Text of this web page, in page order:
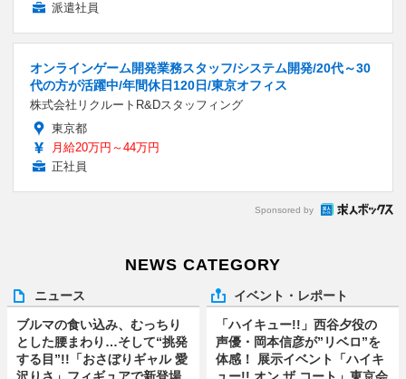
派遣社員
オンラインゲーム開発業務スタッフ/システム開発/20代～30
代の方が活躍中/年間休日120日/東京オフィス
株式会社リクルートR&Dスタッフィング
東京都
月給20万円～44万円
正社員
Sponsored by
NEWS CATEGORY
ニュース
ブルマの食い込み、むっちり
とした腰まわり…そして“挑発
する目”!!「おさぼりギャル 愛
イベント・レポート
「ハイキュー!!」西谷夕役の
声優・岡本信彦が”リベロ”を
体感！ 展示イベント「ハイキ